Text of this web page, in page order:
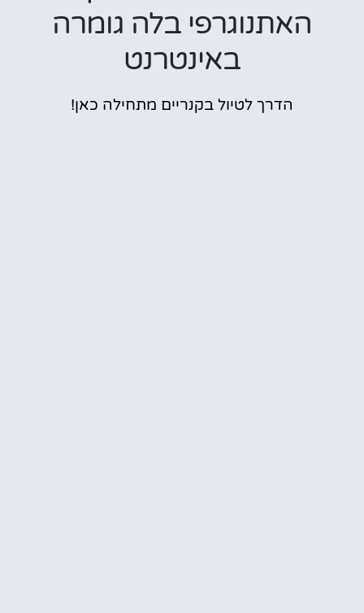
האתנוגרפי בלה גומרה
באינטרנט
הדרך לטיול בקנריים מתחילה כאן!